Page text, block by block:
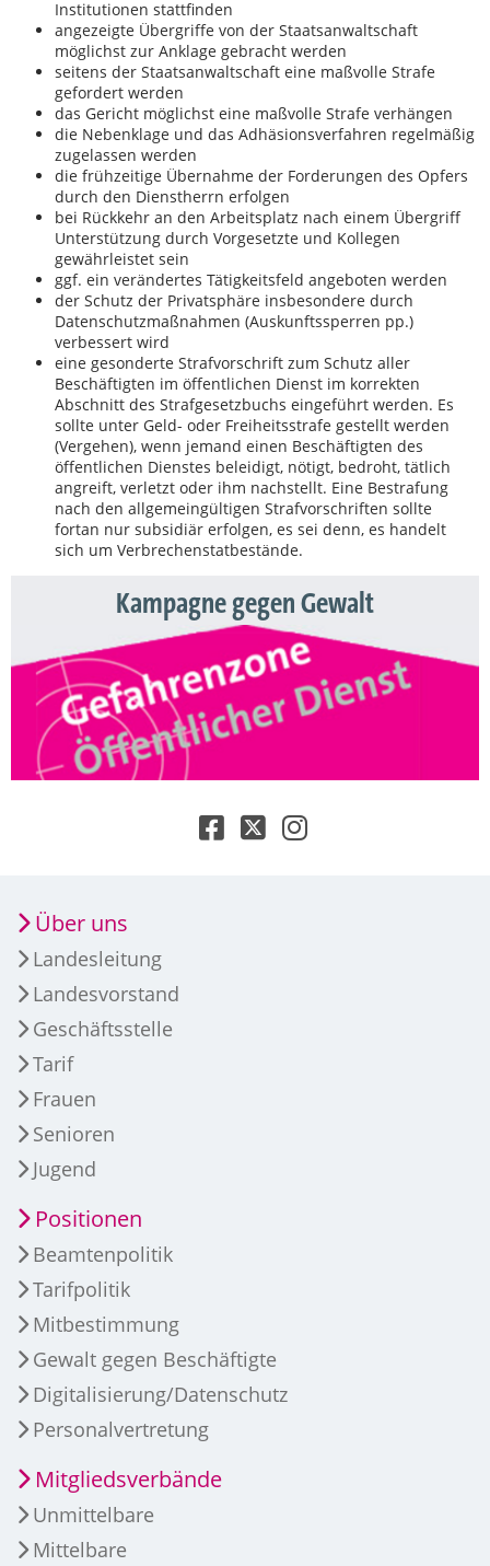
Institutionen stattfinden
angezeigte Übergriffe von der Staatsanwaltschaft
möglichst zur Anklage gebracht werden
seitens der Staatsanwaltschaft eine maßvolle Strafe
gefordert werden
das Gericht möglichst eine maßvolle Strafe verhängen
die Nebenklage und das Adhäsionsverfahren regelmäßig
zugelassen werden
die frühzeitige Übernahme der Forderungen des Opfers
durch den Dienstherrn erfolgen
bei Rückkehr an den Arbeitsplatz nach einem Übergriff
Unterstützung durch Vorgesetzte und Kollegen
gewährleistet sein
ggf. ein verändertes Tätigkeitsfeld angeboten werden
der Schutz der Privatsphäre insbesondere durch
Datenschutzmaßnahmen (Auskunftssperren pp.)
verbessert wird
eine gesonderte Strafvorschrift zum Schutz aller
Beschäftigten im öffentlichen Dienst im korrekten
Abschnitt des Strafgesetzbuchs eingeführt werden. Es
sollte unter Geld- oder Freiheitsstrafe gestellt werden
(Vergehen), wenn jemand einen Beschäftigten des
öffentlichen Dienstes beleidigt, nötigt, bedroht, tätlich
angreift, verletzt oder ihm nachstellt. Eine Bestrafung
nach den allgemeingültigen Strafvorschriften sollte
fortan nur subsidiär erfolgen, es sei denn, es handelt
sich um Verbrechenstatbestände.
Kampagne gegen Gewalt
Über uns
Landesleitung
Landesvorstand
Geschäftsstelle
Tarif
Frauen
Senioren
Jugend
Positionen
Beamtenpolitik
Tarifpolitik
Mitbestimmung
Gewalt gegen Beschäftigte
Digitalisierung/Datenschutz
Personalvertretung
Mitgliedsverbände
Unmittelbare
Mittelbare